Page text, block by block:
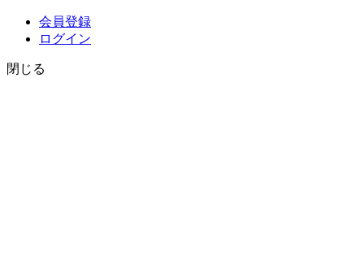
会員登録
ログイン
閉じる